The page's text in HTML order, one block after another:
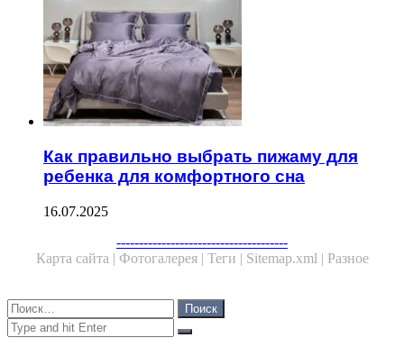
Как правильно выбрать пижаму для
ребенка для комфортного сна
16.07.2025
--------------------------------------
Карта сайта | Фотогалерея | Теги | Sitemap.xml | Разное
Close
Найти:
Close
Search